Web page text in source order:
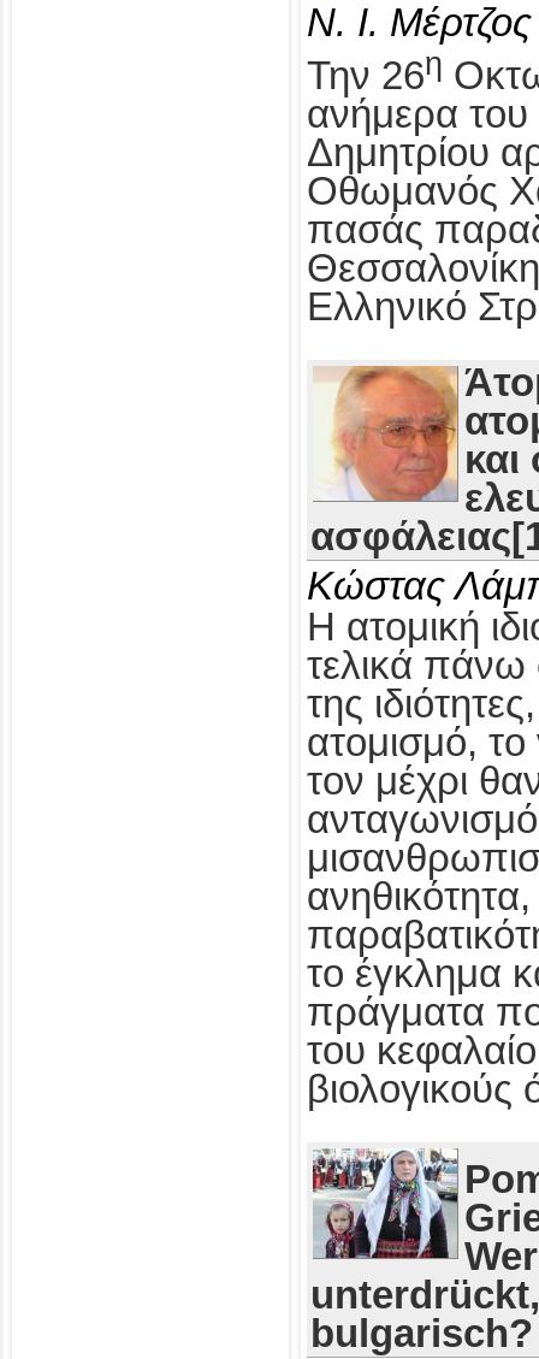
Ν. Ι. Μέρτζος
Την 26η
ανήμερα του
Δημητρίου
Οθωμανός
πασάς
Ελληνικό
Κώστας
Η ατομική
τελικά πάνω
της
ατομισμό,
τον μέχρι
ανηθικότητα,
το έγκλημα
πράγματα
του
βιολογικούς
bulgarisch?